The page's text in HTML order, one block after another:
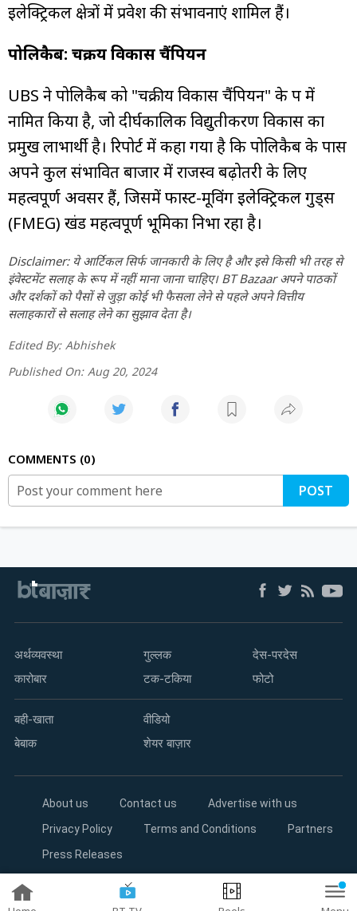
इलेक्ट्रिकल क्षेत्रों में प्रवेश की संभावनाएं शामिल हैं।
पोलिकैब: चक्रीयविकासचैंपियन
UBS ने पोलिकैब को "चक्रीय विकास चैंपियन" के रूप में
नामित किया है, जो दीर्घकालिक विद्युतीकरण विकास का
प्रमुख लाभार्थी है। रिपोर्ट में कहा गया है कि पोलिकैब के पास
अपने कुल संभावित बाजार में राजस्व बढ़ोतरी के लिए
महत्वपूर्ण अवसर हैं, जिसमें फास्ट-मूविंग इलेक्ट्रिकल गुड्स
(FMEG) खंड महत्वपूर्ण भूमिका निभा रहा है।
Disclaimer: ये आर्टिकल सिर्फ जानकारी के लिए है और इसे किसी भी तरह से
इंवेस्टमेंट सलाह के रूप में नहीं माना जाना चाहिए। BT Bazaar अपने पाठकों
और दर्शकों को पैसों से जुड़ा कोई भी फैसला लेने से पहले अपने वित्तीय
सलाहकारों से सलाह लेने का सुझाव देता है।
Edited By: Abhishek
Published On: Aug 20, 2024
COMMENTS 0
POST
अर्थव्यवस्था
कारोबार
गुल्लक
टक-टकिया
देस-परदेस
फोटो
बही-खाता
बेबाक
वीडियो
शेयर बाज़ार
About us Contact us
Advertise with us
Privacy Policy
Terms and Conditions
Partners
Press Releases
Copyright©2026 Living Media India Limited. For reprint rights: